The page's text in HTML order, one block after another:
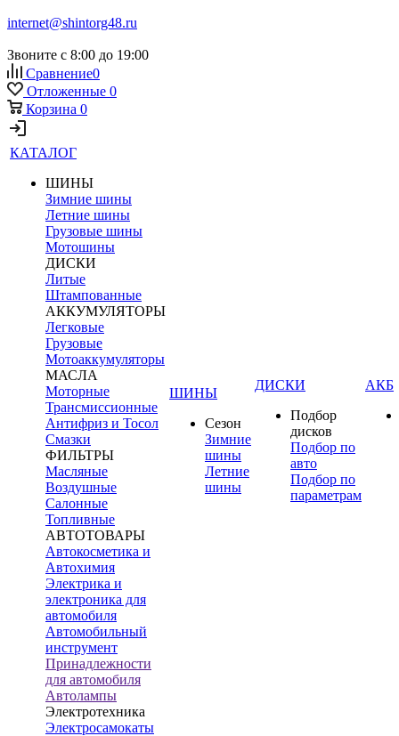
internet@shintorg48.ru
Звоните с 8:00 до 19:00
Сравнение0
Отложенные 0
Корзина 0
КАТАЛОГ
ШИНЫ
Зимние шины
Летние шины
Грузовые шины
Мотошины
ДИСКИ
Литые
Штампованные
АККУМУЛЯТОРЫ
Легковые
Грузовые
Мотоаккумуляторы
МАСЛА
Моторные
Трансмиссионные
Антифриз и Тосол
Смазки
ФИЛЬТРЫ
Масляные
Воздушные
Салонные
Топливные
АВТОТОВАРЫ
Автокосметика и
Автохимия
Электрика и
электроника для
автомобиля
Автомобильный
инструмент
Принадлежности
для автомобиля
Автолампы
Электротехника
Электросамокаты
ШИНЫ
Сезон
Зимние
шины
Летние
шины
ДИСКИ
Подбор
дисков
Подбор по
авто
Подбор по
параметрам
АКБ